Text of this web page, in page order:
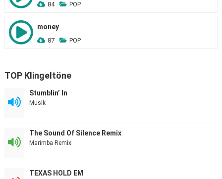
84 POP
money
87 POP
TOP Klingeltöne
Stumblin’ In
Musik
The Sound Of Silence Remix
Marimba Remix
TEXAS HOLD EM